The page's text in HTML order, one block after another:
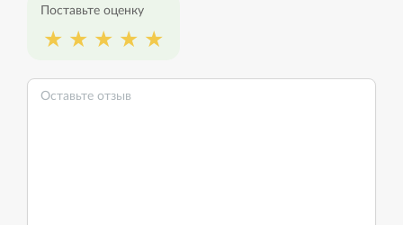
Поставьте оценку